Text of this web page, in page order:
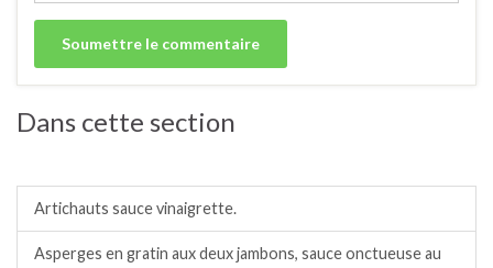
Dans cette section
Artichauts sauce vinaigrette.
Asperges en gratin aux deux jambons, sauce onctueuse au